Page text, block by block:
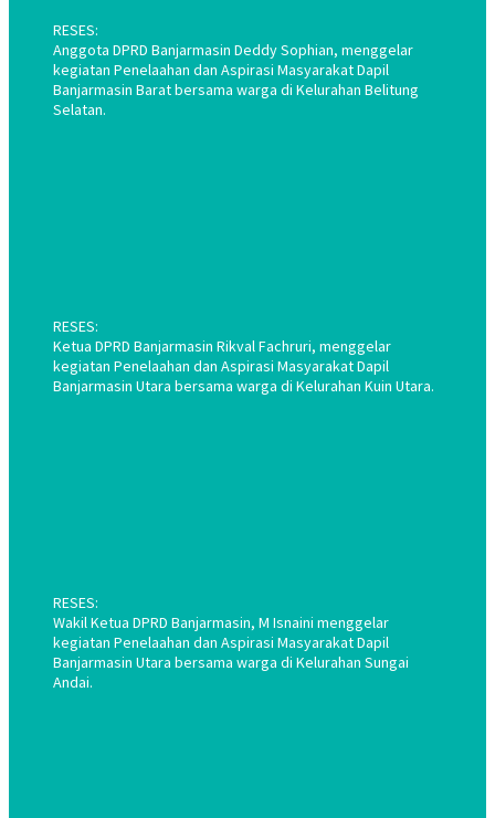
RESES:
Anggota DPRD Banjarmasin Deddy Sophian, menggelar
kegiatan Penelaahan dan Aspirasi Masyarakat Dapil
Banjarmasin Barat bersama warga di Kelurahan Belitung
Selatan.
RESES:
Ketua DPRD Banjarmasin Rikval Fachruri, menggelar
kegiatan Penelaahan dan Aspirasi Masyarakat Dapil
Banjarmasin Utara bersama warga di Kelurahan Kuin Utara.
RESES:
Wakil Ketua DPRD Banjarmasin, M Isnaini menggelar
kegiatan Penelaahan dan Aspirasi Masyarakat Dapil
Banjarmasin Utara bersama warga di Kelurahan Sungai
Andai.